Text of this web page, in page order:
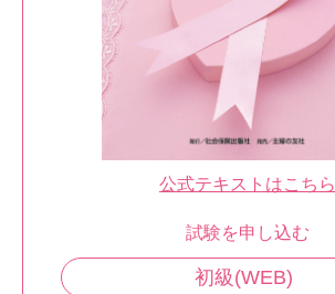
公式テキストはこちら
試験を申し込む
初級(WEB)